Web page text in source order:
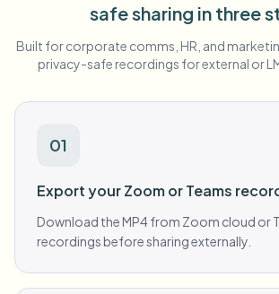
お問い合わせフォーム
safe sharing in three
Built for corporate comms, HR, and
privacy-safe recordings for external or
01
Export your Zoom or Teams
Download the MP4 from Zoom cloud or
recordings before sharing externally.